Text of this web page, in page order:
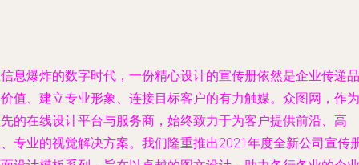
息爆炸的数字时代，一份精心设计的宣传册依然是企业传递品
值、建立专业形象、连接目标客户的有力触媒。众图网，作为
的在线设计平台与服务商，始终致力于为客户提供前沿、高
专业的视觉解决方案。我们隆重推出2021年度全新公司宣传